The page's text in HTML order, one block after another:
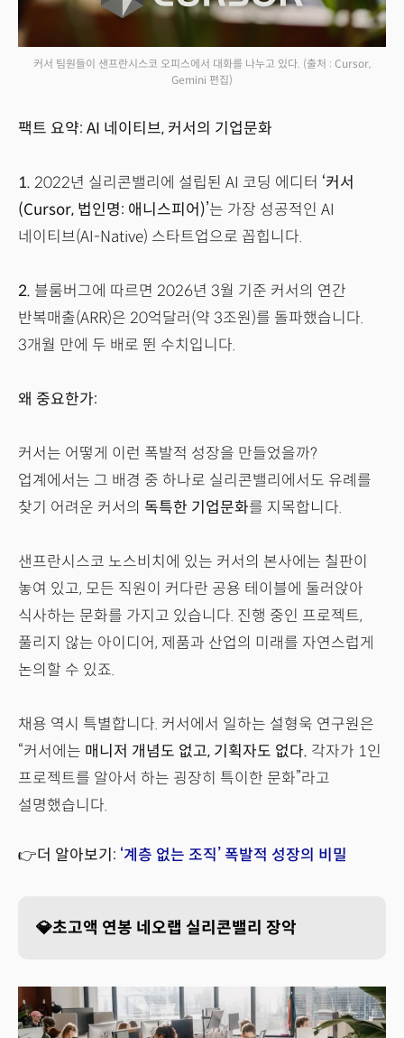
커서 팀원들이 샌프란시스코 오피스에서 대화를 나누고 있다. (출처 : Cursor,
Gemini 편집)
팩트 요약: AI 네이티브, 커서의 기업문화
1. 2022년 실리콘밸리에 설립된 AI 코딩 에디터 ‘커서
(Cursor, 법인명: 애니스피어)’는 가장 성공적인 AI
네이티브(AI-Native) 스타트업으로 꼽힙니다.
2. 블룸버그에 따르면 2026년 3월 기준 커서의 연간
반복매출(ARR)은 20억달러(약 3조원)를 돌파했습니다.
3개월 만에 두 배로 뛴 수치입니다.
왜 중요한가:
커서는 어떻게 이런 폭발적 성장을 만들었을까?
업계에서는 그 배경 중 하나로 실리콘밸리에서도 유례를
찾기 어려운 커서의 독특한 기업문화를 지목합니다.
샌프란시스코 노스비치에 있는 커서의 본사에는 칠판이
놓여 있고, 모든 직원이 커다란 공용 테이블에 둘러앉아
식사하는 문화를 가지고 있습니다. 진행 중인 프로젝트,
풀리지 않는 아이디어, 제품과 산업의 미래를 자연스럽게
논의할 수 있죠.
채용 역시 특별합니다. 커서에서 일하는 설형욱 연구원은
“커서에는 매니저 개념도 없고, 기획자도 없다. 각자가 1인
프로젝트를 알아서 하는 굉장히 특이한 문화”라고
설명했습니다.
👉더 알아보기: ‘계층 없는 조직’ 폭발적 성장의 비밀
💎초고액 연봉 네오랩 실리콘밸리 장악